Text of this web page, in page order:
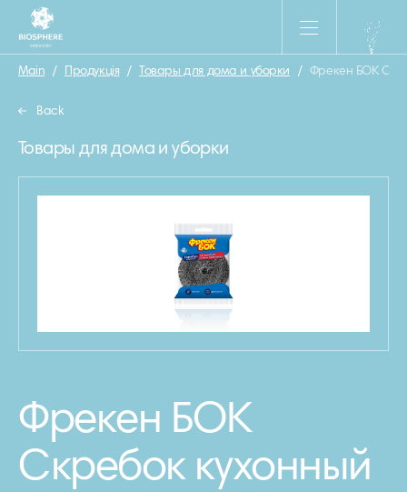
Main / Продукція / Товары для дома и уборки / Фрекен БОК
Back
Товары для дома и уборки
Фрекен БОК
Скребок кухонный